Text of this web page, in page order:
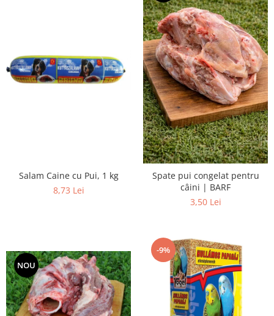
Salam Caine cu Pui, 1 kg
8,73 Lei
Spate pui congelat pentru
câini | BARF
3,50 Lei
NOU
-9%